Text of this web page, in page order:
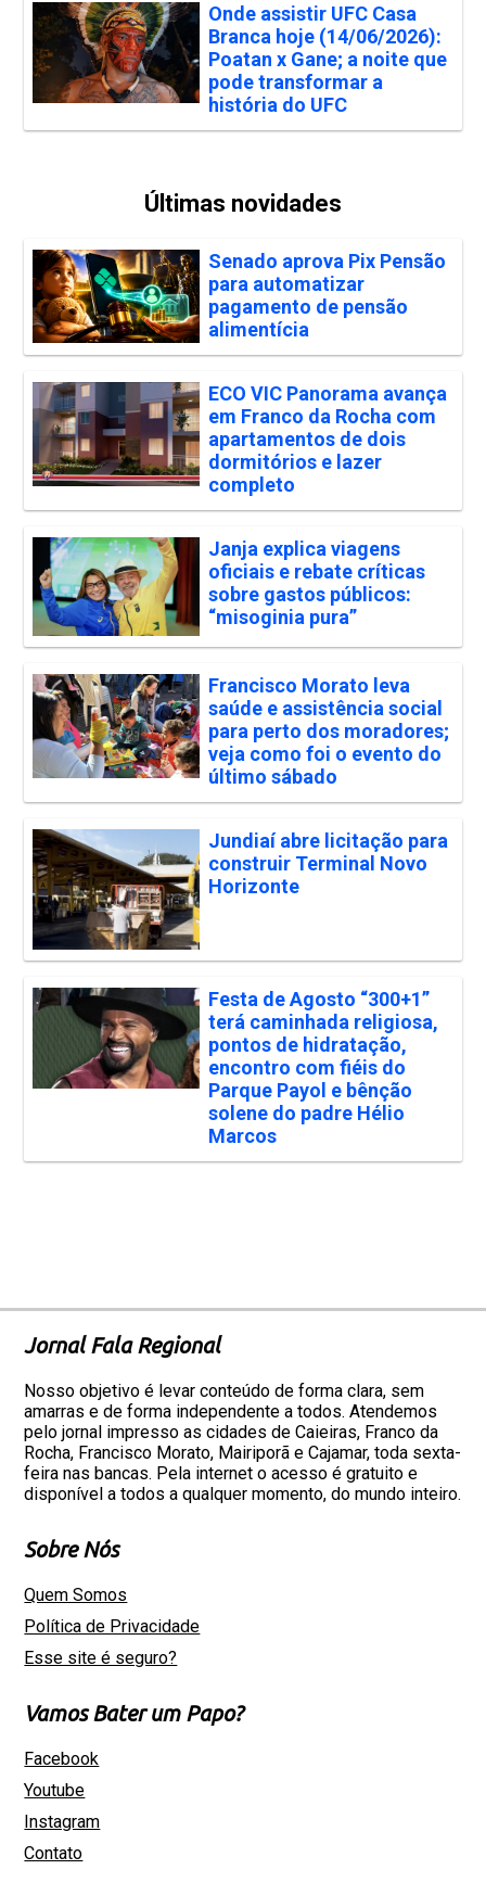
Onde assistir UFC Casa
Branca hoje (14/06/2026):
Poatan x Gane; a noite que
pode transformar a
história do UFC
Últimas novidades
Senado aprova Pix Pensão
para automatizar
pagamento de pensão
alimentícia
ECO VIC Panorama avança
em Franco da Rocha com
apartamentos de dois
dormitórios e lazer
completo
Janja explica viagens
oficiais e rebate críticas
sobre gastos públicos:
“misoginia pura”
Francisco Morato leva
saúde e assistência social
para perto dos moradores;
veja como foi o evento do
último sábado
Jundiaí abre licitação para
construir Terminal Novo
Horizonte
Festa de Agosto “300+1”
terá caminhada religiosa,
pontos de hidratação,
encontro com fiéis do
Parque Payol e bênção
solene do padre Hélio
Marcos
Jornal Fala Regional
Nosso objetivo é levar conteúdo de forma clara, sem
amarras e de forma independente a todos. Atendemos
pelo jornal impresso as cidades de Caieiras, Franco da
Rocha, Francisco Morato, Mairiporã e Cajamar, toda sexta-
feira nas bancas. Pela internet o acesso é gratuito e
disponível a todos a qualquer momento, do mundo inteiro.
Sobre Nós
Quem Somos
Política de Privacidade
Esse site é seguro?
Vamos Bater um Papo?
Facebook
Youtube
Instagram
Contato